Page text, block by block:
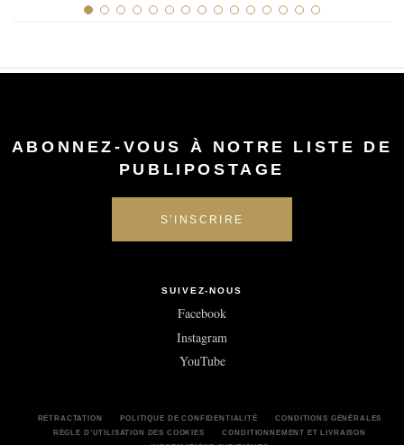
ABONNEZ-VOUS À NOTRE LISTE DE
PUBLIPOSTAGE
SUIVEZ-NOUS
Facebook
Instagram
YouTube
RÉTRACTATION POLITIQUE DE CONFIDENTIALITÉ
CONDITIONS GÉNÉRALES
RÈGLE D’UTILISATION DES COOKIES
CONDITIONNEMENT ET LIVRAISON